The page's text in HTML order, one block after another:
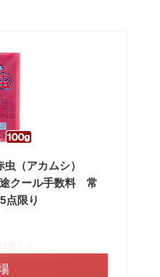
（アカムシ）
クール手数料 常
点限り